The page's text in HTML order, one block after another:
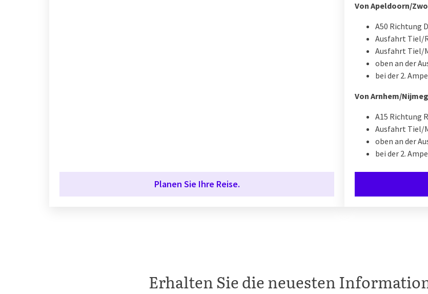
Planen Sie Ihre Reise.
Von Apeldoorn/
A50 Richtung
Ausfahrt Tiel/
Ausfahrt Tiel/
oben an der
bei der 2.
Von Arnhem/
A15 Richtung
Ausfahrt Tiel/
oben an der
bei der 2.
Erhalten Sie die neuesten